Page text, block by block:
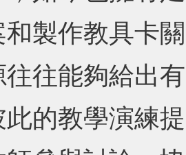
製作教具卡
往能夠給出
的教學演練